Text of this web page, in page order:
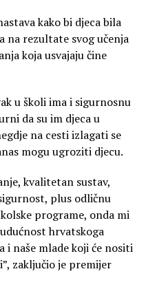
kako bi djeca bila
na rezultate svog učenja
koja usvajaju čine
u školi ima i sigurnosnu
da su im djeca u
na cesti izlagati se
mogu ugroziti djecu.
kvalitetan sustav,
plus odličnu
programe, onda mi
hrvatskoga
i naše mlade koji će nositi
zaključio je premijer